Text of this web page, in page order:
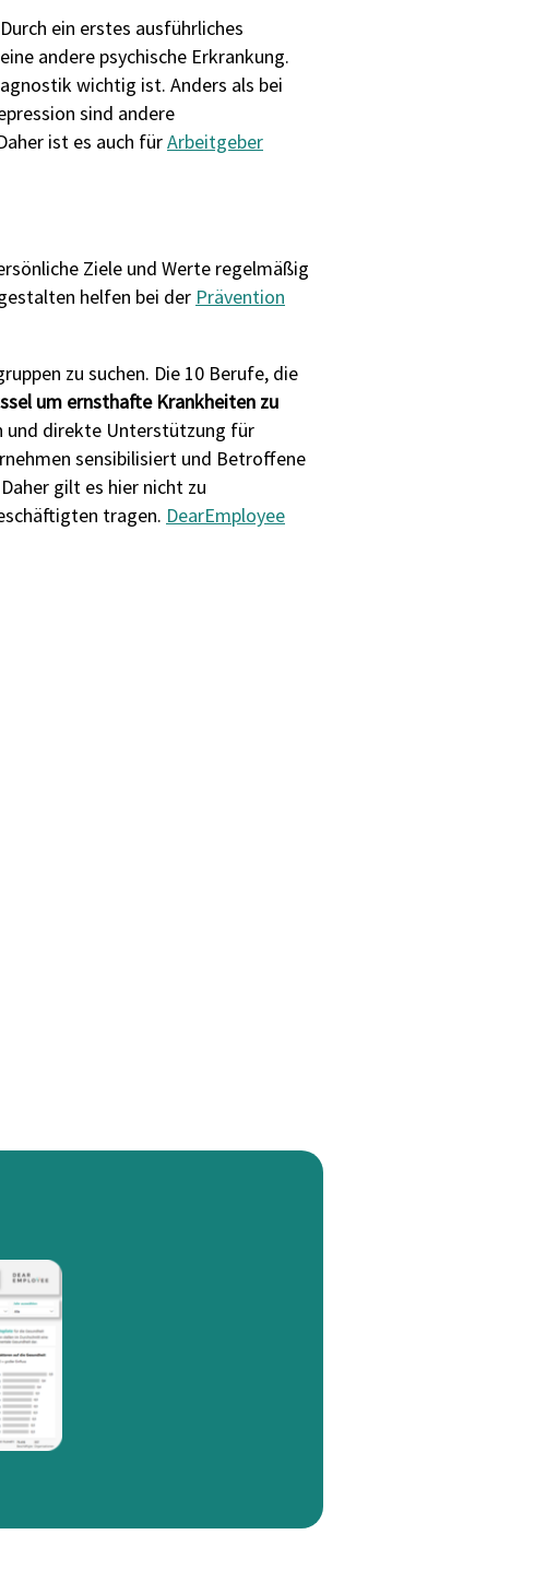
ein erstes ausführliches
andere psychische Erkrankung.
wichtig ist. Anders als bei
sind andere
ist es auch fürArbeitgeber
Ziele und Werte regelmäßig
helfen bei der Prävention
zu suchen. Die 10 Berufe, die
um ernsthafte Krankheiten zu
und direkte Unterstützung für
sensibilisiert und Betroffene
gilt es hier nicht zu
tragen. DearEmployee